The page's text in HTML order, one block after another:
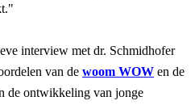
interview met dr. Schmidhofer
van de woom WOW en de
de ontwikkeling van jonge